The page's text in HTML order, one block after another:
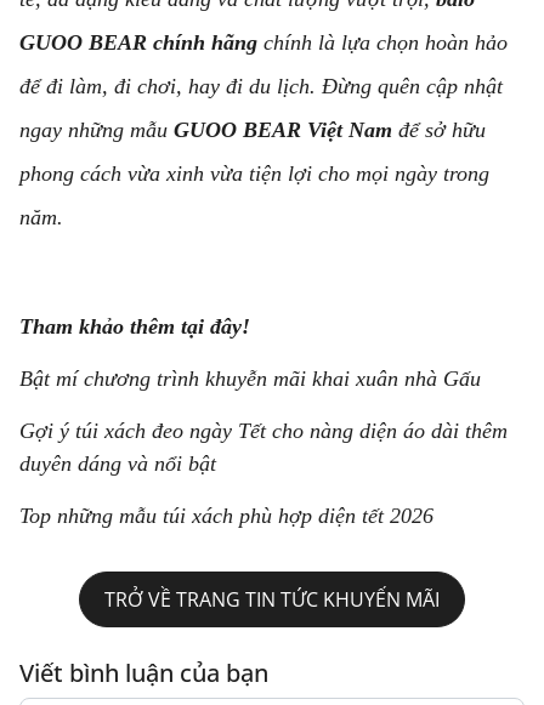
GUOO BEAR chính hãng chính là lựa chọn hoàn hảo
để đi làm, đi chơi, hay đi du lịch. Đừng quên cập nhật
ngay những mẫu GUOO BEAR Việt Nam để sở hữu
phong cách vừa xinh vừa tiện lợi cho mọi ngày trong
năm.
Tham khảo thêm tại đây!
Bật mí chương trình khuyễn mãi khai xuân nhà Gấu
Gợi ý túi xách đeo ngày Tết cho nàng diện áo dài thêm
duyên dáng và nổi bật
Top những mẫu túi xách phù hợp diện tết 2026
TRỞ VỀ TRANG TIN TỨC KHUYẾN MÃI
Viết bình luận của bạn